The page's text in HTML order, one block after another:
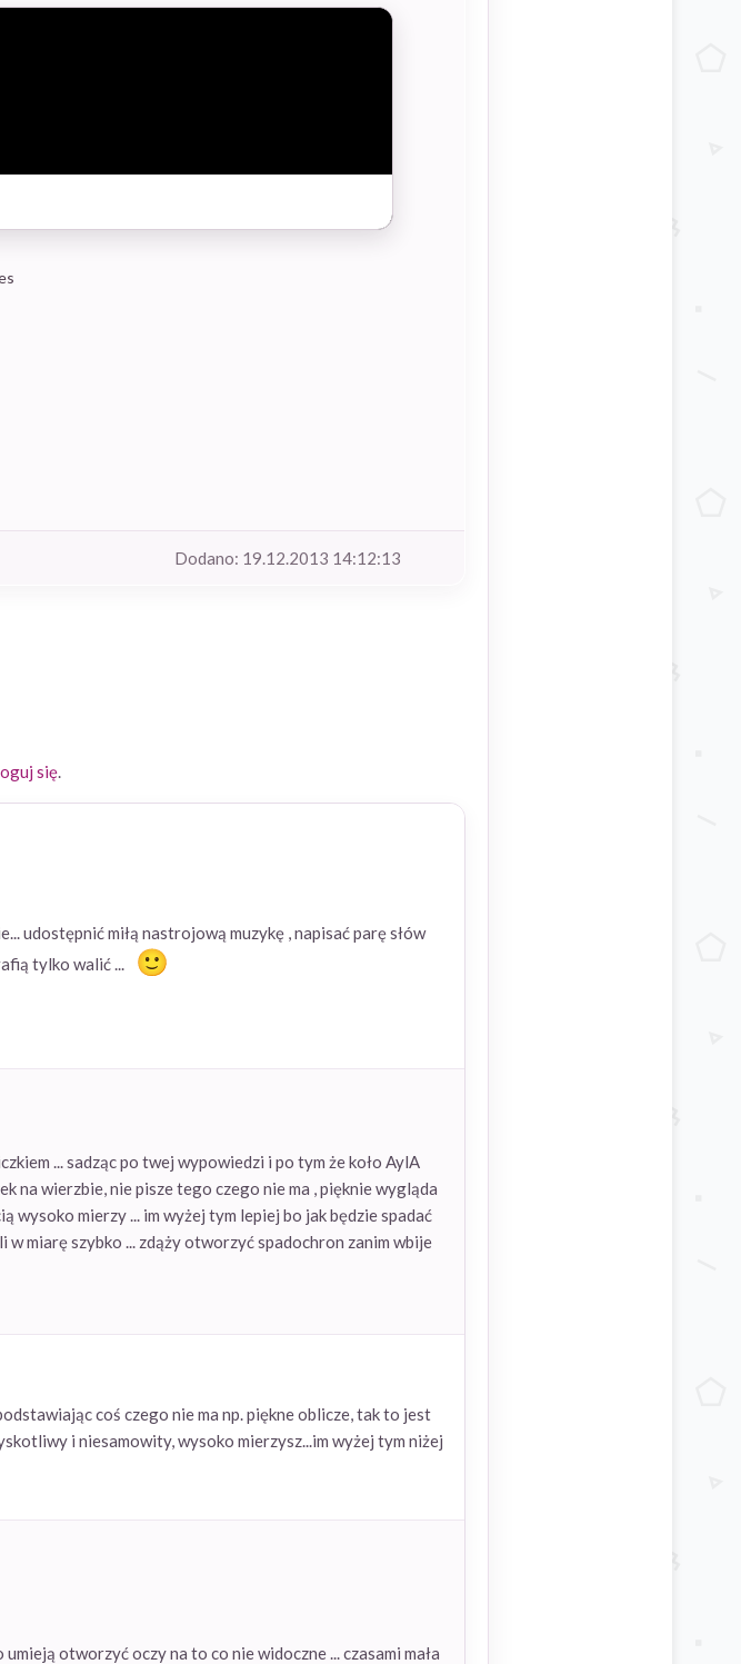
Dodano: 19.12.2013 14:12:13
się.
udostępnić miłą nastrojową muzykę , napisać parę słów
tylko walić ...
... sadząc po twej wypowiedzi i po tym że koło AylA
na wierzbie, nie pisze tego czego nie ma , pięknie wygląda
wysoko mierzy ... im wyżej tym lepiej bo jak będzie spadać
w miarę szybko ... zdąży otworzyć spadochron zanim wbije
coś czego nie ma np. piękne oblicze, tak to jest
i niesamowity, wysoko mierzysz...im wyżej tym niżej
otworzyć oczy na to co nie widoczne ... czasami mała